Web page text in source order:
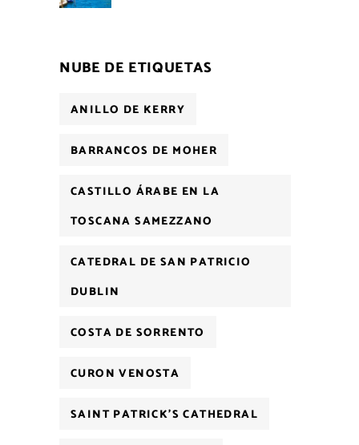
NUBE DE ETIQUETAS
ANILLO DE KERRY
BARRANCOS DE MOHER
CASTILLO ÁRABE EN LA
TOSCANA SAMEZZANO
CATEDRAL DE SAN PATRICIO
DUBLIN
COSTA DE SORRENTO
CURON VENOSTA
SAINT PATRICK'S CATHEDRAL